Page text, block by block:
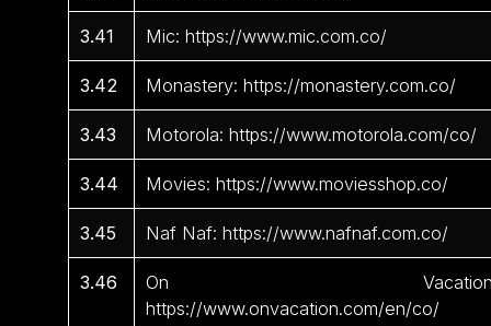
3.41 Mic: https://www.mic.com.co/
3.42 Monastery: https://monastery.com.co/
3.43 Motorola: https://www.motorola.com/co/
3.44 Movies: https://www.moviesshop.co/
3.45 Naf Naf: https://www.nafnaf.com.co/
3.46
On
https://www.onvacation.com/en/co/